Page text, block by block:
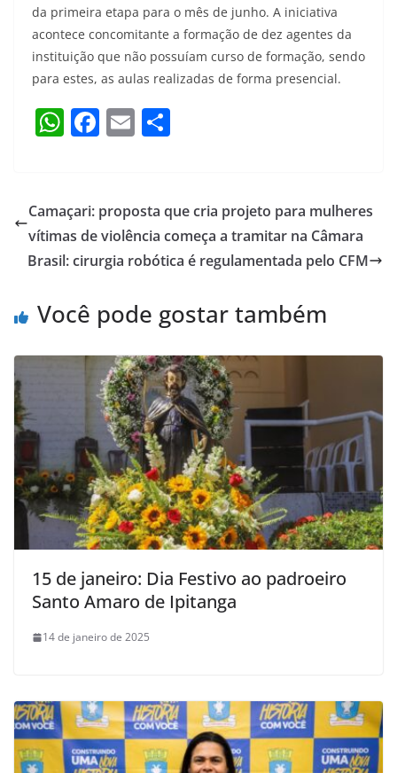
da primeira etapa para o mês de junho. A iniciativa
acontece concomitante a formação de dez agentes da
instituição que não possuíam curso de formação, sendo
para estes, as aulas realizadas de forma presencial.
W
s
A
p
F
e
b
o
k
E
l e
Camaçari: proposta que cria projeto para mulheres
vítimas de violência começa a tramitar na Câmara
Brasil: cirurgia robótica é regulamentada pelo CFM
Você pode gostar também
15 de janeiro: Dia Festivo ao padroeiro
Santo Amaro de Ipitanga
14 de janeiro de 2025